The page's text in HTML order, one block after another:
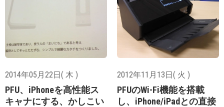
2014年05月22日( 木 )
PFU、iPhoneを高性能ス
キャナにする、かしこい
2012年11月13日( 火 )
PFUのWi-Fi機能を搭載
し、iPhone/iPadとの直接